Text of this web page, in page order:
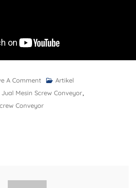
A Comment
Artikel
Jual Mesin Screw Conveyor
Conveyor